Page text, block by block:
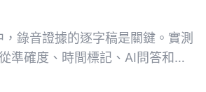
錄音證據的逐字稿是關鍵。實測
準確度、時間標記、AI問答和法